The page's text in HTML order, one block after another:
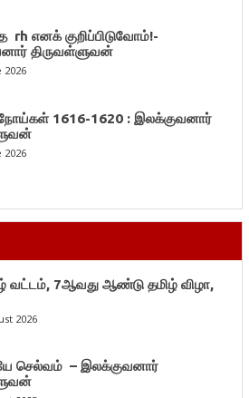
rh எனக் குறிப்பிடுவோம்!-
திருவள்ளுவன்
2026
நோய்கள் 1616-1620 : இலக்குவனார்
2026
வட்டம், 7ஆவது ஆண்டு தமிழ் விழா,
2026
செல்வம் – இலக்குவனார்